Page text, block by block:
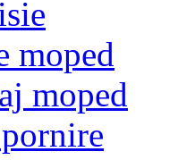
moped
moped